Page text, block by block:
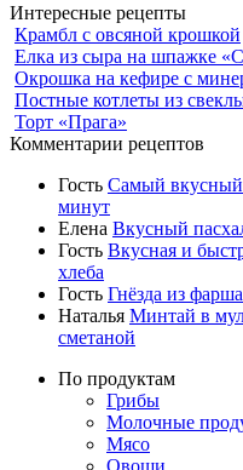
Интересные рецепты
Крамбл с овсяной крошкой
Елка из сыра на шпажке
Окрошка на кефире с
Постные котлеты из
Торт «Прага»
Комментарии рецептов
Гость Самый вкусный
минут
Елена Вкусный
Гость Вкусная и
хлеба
Гость Гнёзда из
Наталья Минтай в
сметаной
По продуктам
Грибы
Молочные
Мясо
Овощи